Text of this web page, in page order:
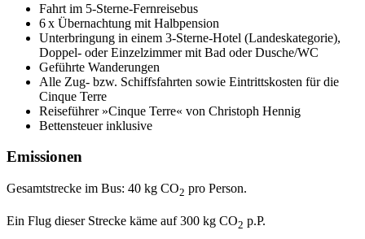
Fahrt im 5-Sterne-Fernreisebus
6 x Übernachtung mit Halbpension
Unterbringung in einem 3-Sterne-Hotel (Landeskategorie),
Doppel- oder Einzelzimmer mit Bad oder Dusche/WC
Geführte Wanderungen
Alle Zug- bzw. Schiffsfahrten sowie Eintrittskosten für die
Cinque Terre
Reiseführer »Cinque Terre« von Christoph Hennig
Bettensteuer inklusive
Emissionen
Gesamtstrecke im Bus: 40 kg CO2 pro Person.
Ein Flug dieser Strecke käme auf 300 kg CO2 p.P.